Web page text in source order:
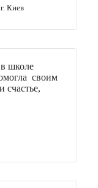
Киев
школе
своим
счастье,